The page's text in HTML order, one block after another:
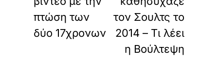
πτώση των
δύο 17χρονων
τον Σουλτς το
2014 – Τι λέει
η Βούλτεψη